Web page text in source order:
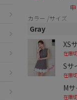
カラー
サイズ
Gray
XS
在庫
Sサ
在庫
M
在庫